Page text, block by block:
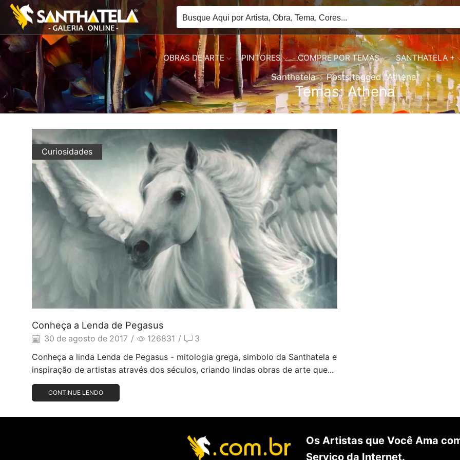
OBRAS DE ARTE PINTORES COMPRE POR TEMAS SANTHATELA +
Santhatela Posts tagged "Athena"
Temas: Athena
Curiosidades
Conheça a Lenda de Pegasus
30 de agosto de 2017 / 126831 / 3
Conheça a linda Lenda de Pegasus - mitologia grega, simbolo da Santhatela e
inspiração de artistas através dos séculos, criando lindas obras de arte que...
CONTINUE LENDO
Os Artistas que Você Ama
Serviço da Internet.